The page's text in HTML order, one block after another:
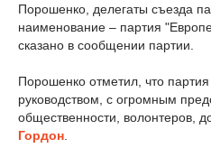
Порошенко, делегаты съезда
наименование – партия
сказано в сообщении партии.
Порошенко отметил, что
руководством, с огромным
общественности, волонтеров,
Гордон